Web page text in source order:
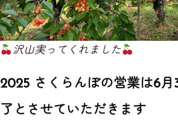
沢山実ってくれました
2025 さくらんぼの営業は6
了とさせていただきます